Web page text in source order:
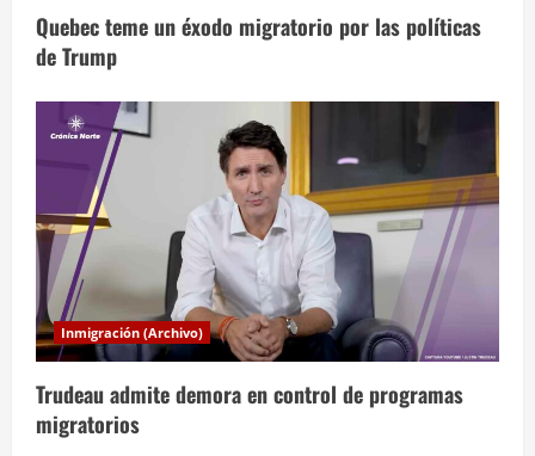
s
Quebec teme un éxodo migratorio por las políticas
de Trump
Inmigración (Archivo)
Trudeau admite demora en control de programas
migratorios